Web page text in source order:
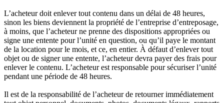
L’acheteur doit enlever tout contenu dans un délai de 48 heures,
sinon les biens deviennent la propriété de l’entreprise d’entreposage,
à moins, que l’acheteur ne prenne des dispositions appropriées ou
signe une entente pour l’unité en question, ou qu’il paye le montant
de la location pour le mois, et ce, en entier. À défaut d’enlever tout
objet ou de signer une entente, l’acheteur devra payer des frais pour
enlever le contenu. L’acheteur est responsable pour sécuriser l’unité
pendant une période de 48 heures.
Il est de la responsabilité de l’acheteur de retourner immédiatement